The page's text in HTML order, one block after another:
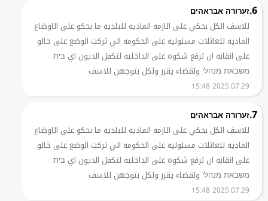
6.זערורה אבראהים
للاسف الكل بحكي على الازمه الماديه للبلديه ما بحكو على الاوضاع
الماديه للعائلات مسئوليه على الحكومه الي تركت الوضع على حالو
على انقابه ان ترفع شكوه على الداخليه لتكفل الديون اي בית
משבאת מנהלי ولقضاء يقرر ولكل بتوجهن للاسف
2025.07.29 15:48
7.זערורה אבראהים
للاسف الكل بحكي على الازمه الماديه للبلديه ما بحكو على الاوضاع
الماديه للعائلات مسئوليه على الحكومه الي تركت الوضع على حالو
على انقابه ان ترفع شكوه على الداخليه لتكفل الديون اي בית
משבאת מנהלי ولقضاء يقرر ولكل بتوجهن للاسف
2025.07.29 15:48